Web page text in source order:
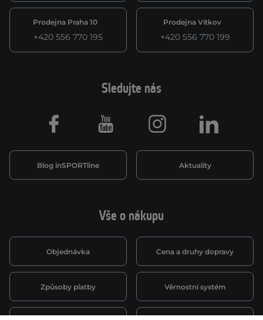
Prodejna Praha 10
+420 556 770 195
Prodejna Vítkov
+420 556 770 199
Vše o nákupu
Objednávka Cena a druhy dopravy
Způsoby platby Věrnostní systém
Sledujte nás
Blog inSPORTline Aktuality
Facebook Youtube Instagram LinkedIn